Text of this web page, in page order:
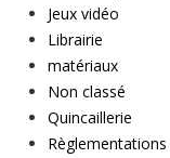
Jeux vidéo
Librairie
matériaux
Non classé
Quincaillerie
Règlementations